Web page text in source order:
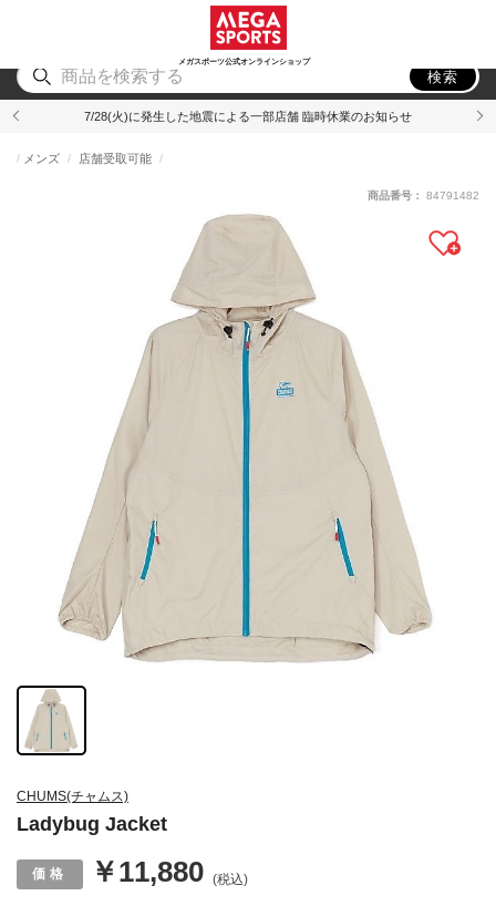
メガスポーツ公式オンラインショップ
アウトドア
検索
7/28(火)に発生した地震による一部店舗 臨時休業のお知らせ
CHUMS(チャムス)
Ladybug Jacket
メンズ 店舗受取可能
￥11,880 (税込)
商品番号： 84791482